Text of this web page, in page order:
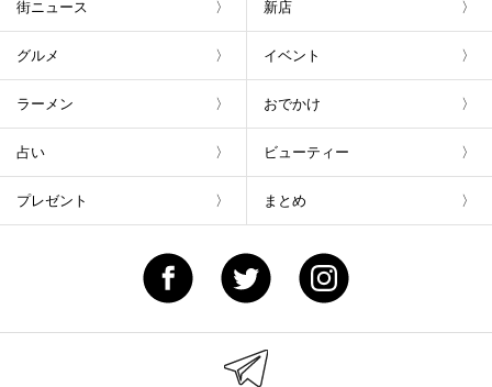
街ニュース 新店
グルメ イベント
ラーメン おでかけ
占い ビューティー
プレゼント まとめ